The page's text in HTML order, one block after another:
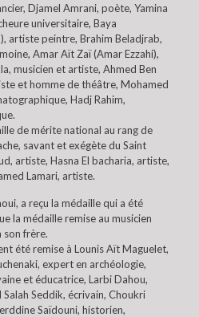
Djamel Amrani, poète, Yamina
universitaire, Baya
artiste peintre, Brahim Beladjrab,
Amar Aït Zaï (Amar Ezzahi),
musicien et artiste, Ahmed Ben
et homme de théâtre, Mohamed
Hadj Rahim,
de mérite national au rang de
savant et exégète du Saint
artiste, Hasna El bacharia, artiste,
Lamari, artiste.
a reçu la médaille qui a été
la médaille remise au musicien
son frère.
été remise à Lounis Aït Maguelet,
expert en archéologie,
et éducatrice, Larbi Dahou,
Seddik, écrivain, Choukri
Saïdouni, historien,